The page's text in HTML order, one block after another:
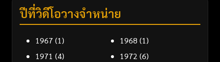
ปีที่วิดีโอวางจำหน่าย
1967 (1) 1968 (1)
1971 (4) 1972 (6)